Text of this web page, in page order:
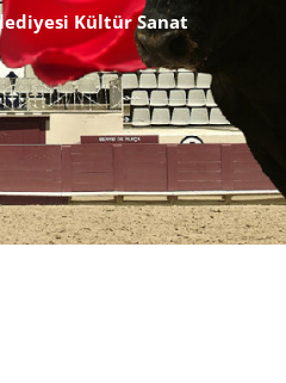
Kültür Sanat